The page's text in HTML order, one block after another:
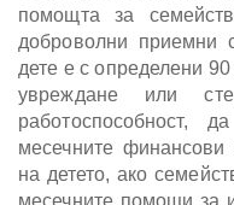
помощта за
доброволни приемни
дете е с определени
увреждане или
работоспособност,
месечните
на детето, ако
месечните помощи за